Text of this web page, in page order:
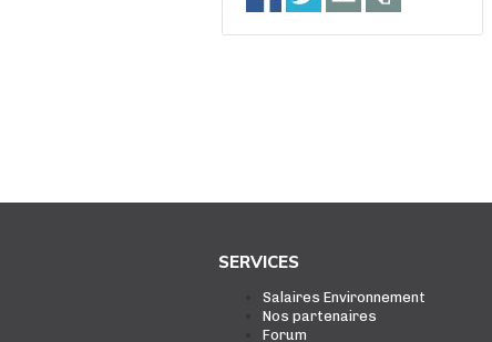
SERVICES
Salaires Environnement
Nos partenaires
Forum